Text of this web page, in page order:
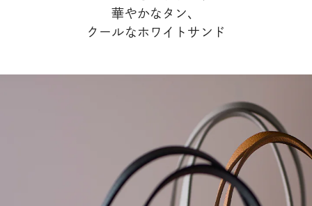
華やかなタン、
クールなホワイトサンド